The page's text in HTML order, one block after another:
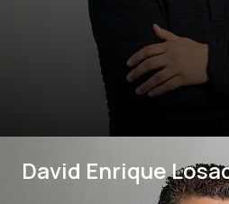
David Enrique